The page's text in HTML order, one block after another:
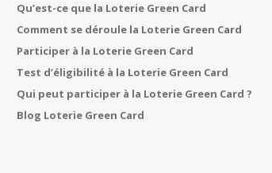
Qu’est-ce que la Loterie Green Card
Comment se déroule la Loterie Green Card
Participer à la Loterie Green Card
Test d’éligibilité à la Loterie Green Card
Qui peut participer à la Loterie Green Card ?
Blog Loterie Green Card